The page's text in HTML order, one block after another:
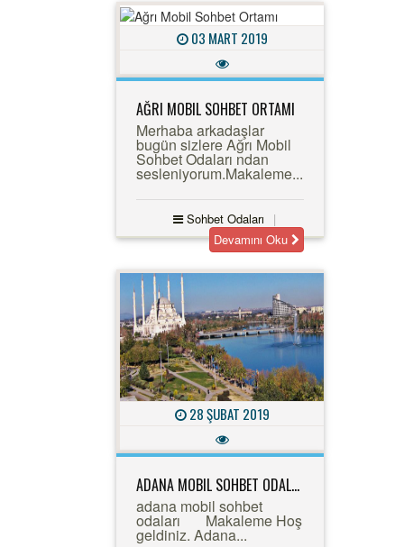
03 MART 2019
AĞRI MOBIL SOHBET ORTAMI
Merhaba arkadaşlar
bugün sizlere Ağrı Mobil
Sohbet Odaları ndan
sesleniyorum.Makaleme...
Sohbet Odaları
Devamını Oku
28 ŞUBAT 2019
ADANA MOBIL SOHBET ODALARI
adana mobil sohbet
odaları Makaleme Hoş
geldiniz. Adana...